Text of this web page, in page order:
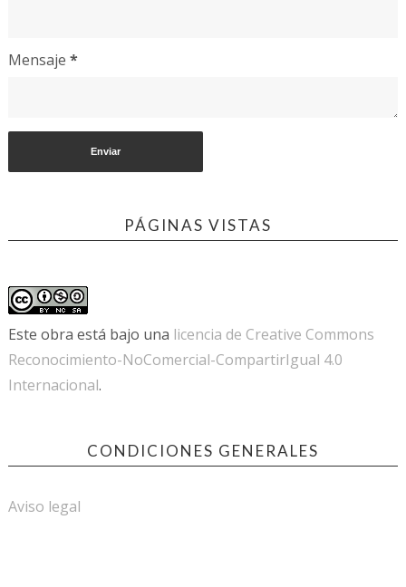
Mensaje *
PÁGINAS VISTAS
Este obra está bajo una licencia de Creative Commons
Reconocimiento-NoComercial-CompartirIgual 4.0
Internacional.
CONDICIONES GENERALES
Aviso legal